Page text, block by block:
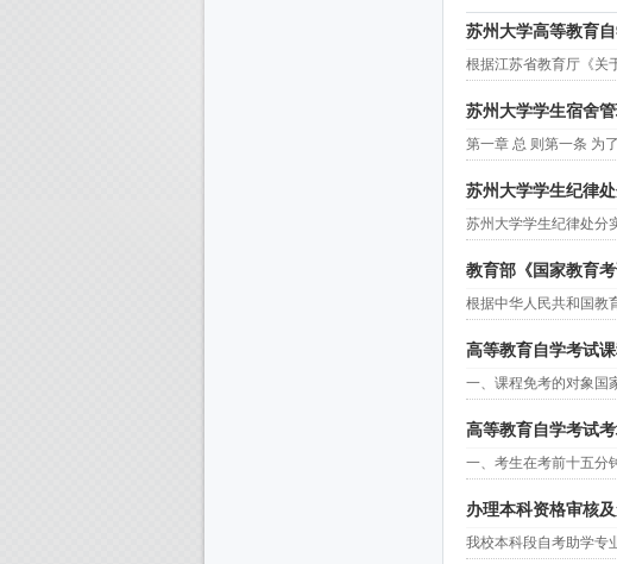
苏州大学高等教育
根据江苏省教育厅《关
苏州大学学生宿舍管
第一章 总 则第一条 为
苏州大学学生纪律
苏州大学学生纪律处分
教育部《国家教育
根据中华人民共和国教
高等教育自学考试
一、课程免考的对象国
高等教育自学考试考
一、考生在考前十五分
办理本科资格审核
我校本科段自考助学专